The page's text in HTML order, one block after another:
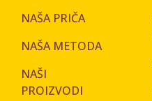
NAŠA PRIČA
NAŠA METODA
NAŠI
PROIZVODI